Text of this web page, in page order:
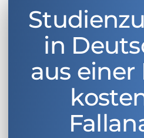
in
aus